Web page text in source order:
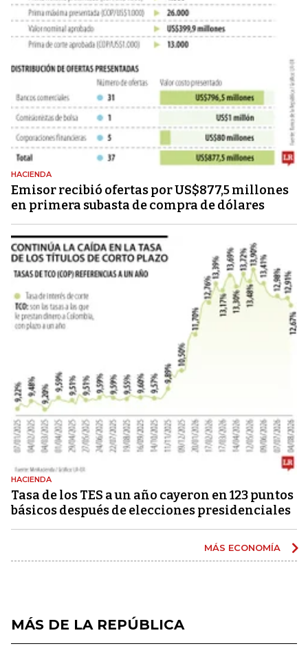
HACIENDA
Emisor recibió ofertas por US$877,5 millones
en primera subasta de compra de dólares
HACIENDA
Tasa de los TES a un año cayeron en 123 puntos
básicos después de elecciones presidenciales
MÁS ECONOMÍA
MÁS DE LA REPÚBLICA